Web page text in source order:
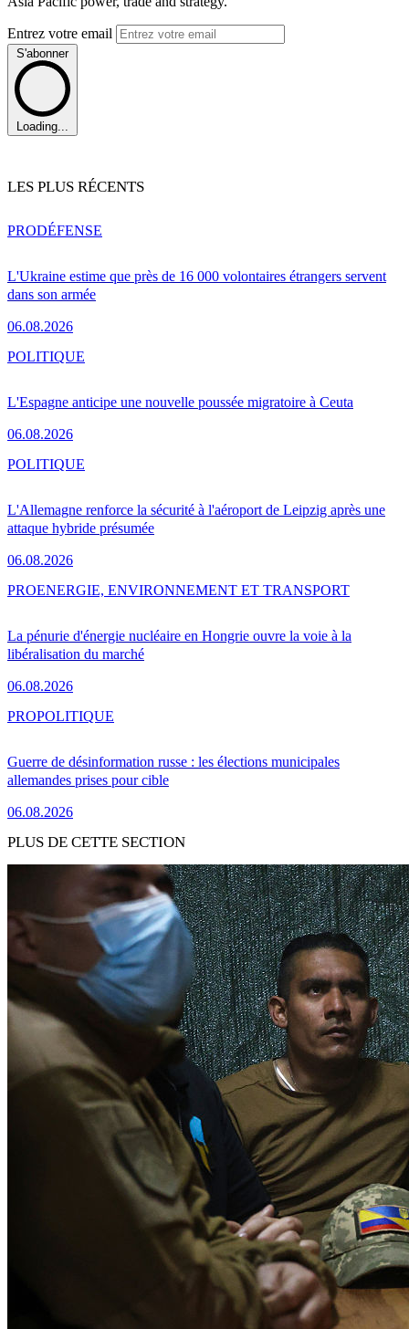
Entrez votre email
S'abonner
Loading...
LES PLUS RÉCENTS
L'Ukraine estime que près de 16 000 volontaires étrangers servent
dans son armée
06.08.2026
PRODÉFENSE
L'Espagne anticipe une nouvelle poussée migratoire à Ceuta
06.08.2026
POLITIQUE
L'Allemagne renforce la sécurité à l'aéroport de Leipzig après une
attaque hybride présumée
06.08.2026
POLITIQUE
La pénurie d'énergie nucléaire en Hongrie ouvre la voie à la
libéralisation du marché
06.08.2026
PROENERGIE, ENVIRONNEMENT ET TRANSPORT
Guerre de désinformation russe : les élections municipales
allemandes prises pour cible
06.08.2026
PROPOLITIQUE
PLUS DE CETTE SECTION